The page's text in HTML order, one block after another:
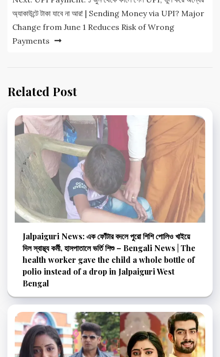
অ্যাকাউন্টে টাকা যাবে না আর! | Sending Money via UPI? Major
Change from June 1 Reduces Risk of Wrong
Payments
Related Post
Jalpaiguri News: এক ফোঁটার বদলে পুরো শিশি পোলিও খাইয়ে
দিল স্বাস্থ্য কর্মী, হাসপাতালে ভর্তি শিশু – Bengali News | The
health worker gave the child a whole bottle of
polio instead of a drop in Jalpaiguri West
Bengal